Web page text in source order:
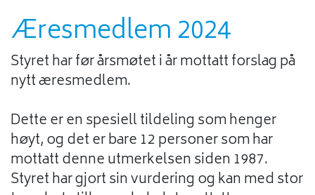
Æresmedlem 2024
Styret har før årsmøtet i år mottatt forslag på
nytt æresmedlem.
Dette er en spesiell tildeling som henger
høyt, og det er bare 12 personer som har
mottatt denne utmerkelsen siden 1987.
Styret har gjort sin vurdering og kan med stor